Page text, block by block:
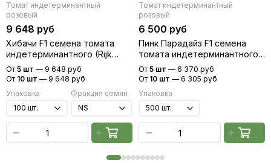
Томат индетерминантный
розовый
9 648 руб
Хибачи F1 семена томата
индетерминантного (Rijk
Zwaan / Райк Цваан)
От 5 шт — 9 648 руб
От 10 шт — 9 648 руб
Упаковка
Фракция семян
Томат индетерминантный
розовый
6 500 руб
Пинк Парадайз F1 семена
томата индетерминантного
(Sakata / Саката)
От 5 шт — 6 370 руб
От 10 шт — 6 305 руб
Упаковка